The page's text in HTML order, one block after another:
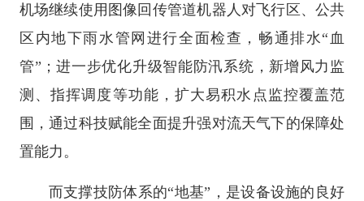
机场继续使用图像回传管道机器人对飞行区、公共
区内地下雨水管网进行全面检查，畅通排水“血
管”；进一步优化升级智能防汛系统，新增风力监
测、指挥调度等功能，扩大易积水点监控覆盖范
围，通过科技赋能全面提升强对流天气下的保障处
置能力。
而支撑技防体系的“地基”，是设备设施的良好